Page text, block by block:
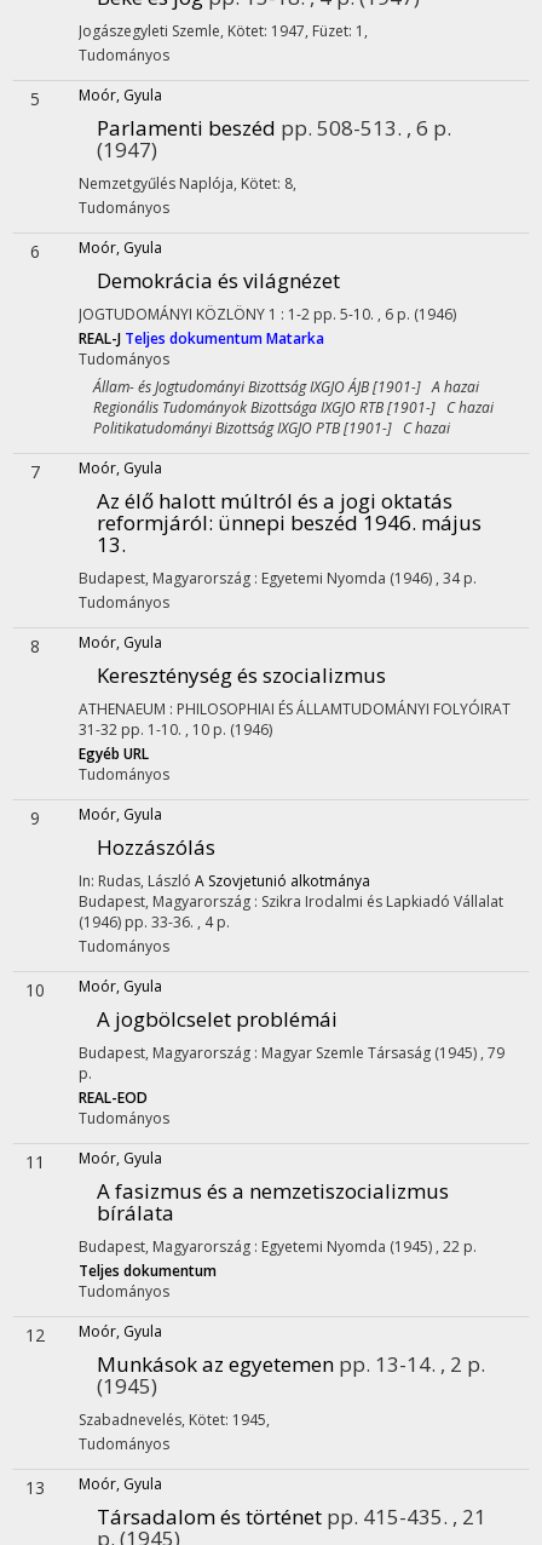
Jogászegyleti Szemle, Kötet: 1947, Füzet: 1 ,
Tudományos
5 Moór, Gyula
Parlamenti beszéd pp. 508-513. , 6 p.
(1947)
Nemzetgyűlés Naplója, Kötet: 8,
Tudományos
6 Moór, Gyula
Demokrácia és világnézet
JOGTUDOMÁNYI KÖZLÖNY 1 : 1-2 pp. 5-10. , 6 p. (1946)
REAL-J Teljes dokumentumMatarka
Tudományos
Állam- és Jogtudományi Bizottság IXGJO ÁJB [1901-] A hazai
Regionális Tudományok Bizottsága IXGJO RTB [1901-] C hazai
Politikatudományi Bizottság IXGJO PTB [1901-] C hazai
7 Moór, Gyula
Az élő halott múltról és a jogi oktatás
reformjáról: ünnepi beszéd 1946. május
13.
Budapest, Magyarország : Egyetemi Nyomda (1946) , 34 p.
Tudományos
8 Moór, Gyula
Kereszténység és szocializmus
ATHENAEUM : PHILOSOPHIAI ÉS ÁLLAMTUDOMÁNYI FOLYÓIRAT
31-32 pp. 1-10. , 10 p. (1946)
Egyéb URL
Tudományos
9 Moór, Gyula
Hozzászólás
In: Rudas, László A Szovjetunió alkotmánya
Budapest, Magyarország : Szikra Irodalmi és Lapkiadó Vállalat
(1946) pp. 33-36. , 4 p.
Tudományos
10 Moór, Gyula
A jogbölcselet problémái
Budapest, Magyarország : Magyar Szemle Társaság (1945) , 79
p.
REAL-EOD
Tudományos
11 Moór, Gyula
A fasizmus és a nemzetiszocializmus
bírálata
Budapest, Magyarország : Egyetemi Nyomda (1945) , 22 p.
Teljes dokumentum
Tudományos
12 Moór, Gyula
Munkások az egyetemen pp. 13-14. , 2 p.
(1945)
Szabadnevelés, Kötet: 1945,
Tudományos
13 Moór, Gyula
Társadalom és történet pp. 415-435. , 21
p. (1945)